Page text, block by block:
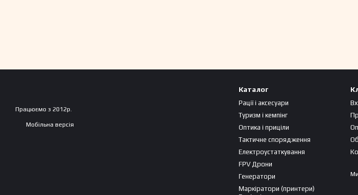
Працюємо з 2012р.
Мобільна версія
Каталог
Рації і аксесуари
Туризм і кемпінг
Оптика і приціли
Тактичне спорядження
Електроустаткування
FPV Дрони
Генератори
Маркіратори (принтери)